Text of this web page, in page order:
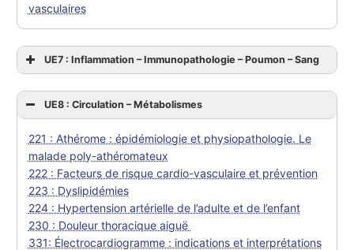
vasculaires
UE7 : Inflammation – Immunopathologie – Poumon – Sang
UE8 : Circulation – Métabolismes
221 : Athérome : épidémiologie et physiopathologie. Le
malade poly-athéromateux
222 : Facteurs de risque cardio-vasculaire et prévention
223 : Dyslipidémies
224 : Hypertension artérielle de l’adulte et de l’enfant
230 : Douleur thoracique aiguë
331: Électrocardiogramme : indications et interprétations